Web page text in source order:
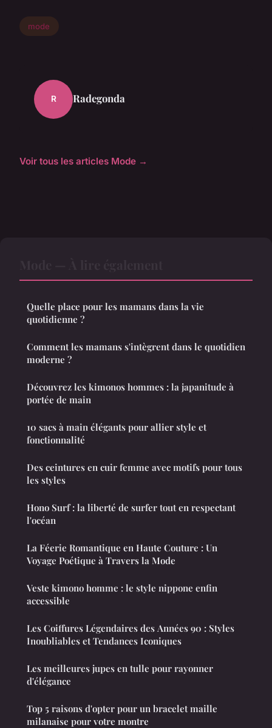
mode
R Radegonda
Voir tous les articles Mode →
Quelle place pour les mamans dans la vie
quotidienne ?
Comment les mamans s'intègrent dans le quotidien
moderne ?
Découvrez les kimonos hommes : la japanitude à
portée de main
10 sacs à main élégants pour allier style et
fonctionnalité
Des ceintures en cuir femme avec motifs pour tous
les styles
Hono Surf : la liberté de surfer tout en respectant
l'océan
La Féerie Romantique en Haute Couture : Un
Voyage Poétique à Travers la Mode
Veste kimono homme : le style nippone enfin
accessible
Les Coiffures Légendaires des Années 90 : Styles
Inoubliables et Tendances Iconiques
Les meilleures jupes en tulle pour rayonner
d'élégance
Top 5 raisons d'opter pour un bracelet maille
milanaise pour votre montre